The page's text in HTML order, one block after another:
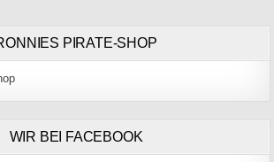
PIRATE-SHOP
WIR BEI FACEBOOK